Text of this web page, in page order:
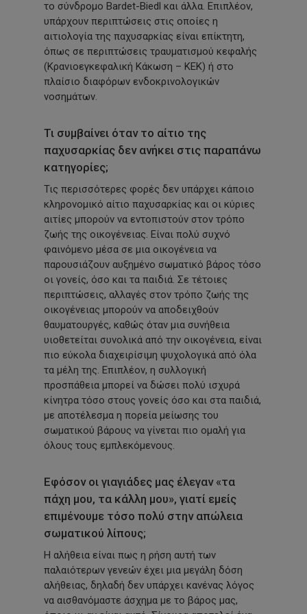
το σύνδρομο Bardet-Biedl και άλλα. Επιπλέον,
υπάρχουν περιπτώσεις στις οποίες η
αιτιολογία της παχυσαρκίας είναι επίκτητη,
όπως σε περιπτώσεις τραυματισμού κεφαλής
(Κρανιοεγκεφαλική Κάκωση – ΚΕΚ) ή στο
πλαίσιο διαφόρων ενδοκρινολογικών
νοσημάτων.
Τι συμβαίνει όταν το αίτιο της
παχυσαρκίας δεν ανήκει στις παραπάνω
κατηγορίες;
Τις περισσότερες φορές δεν υπάρχει κάποιο
κληρονομικό αίτιο παχυσαρκίας και οι κύριες
αιτίες μπορούν να εντοπιστούν στον τρόπο
ζωής της οικογένειας. Είναι πολύ συχνό
φαινόμενο μέσα σε μια οικογένεια να
παρουσιάζουν αυξημένο σωματικό βάρος τόσο
οι γονείς, όσο και τα παιδιά. Σε τέτοιες
περιπτώσεις, αλλαγές στον τρόπο ζωής της
οικογένειας μπορούν να αποδειχθούν
θαυματουργές, καθώς όταν μια συνήθεια
υιοθετείται συνολικά από την οικογένεια, είναι
πιο εύκολα διαχειρίσιμη ψυχολογικά από όλα
τα μέλη της. Επιπλέον, η συλλογική
προσπάθεια μπορεί να δώσει πολύ ισχυρά
κίνητρα τόσο στους γονείς όσο και στα παιδιά,
με αποτέλεσμα η πορεία μείωσης του
σωματικού βάρους να γίνεται πιο ομαλή για
όλους τους εμπλεκόμενους.
Εφόσον οι γιαγιάδες μας έλεγαν «τα
πάχη μου, τα κάλλη μου», γιατί εμείς
επιμένουμε τόσο πολύ στην απώλεια
σωματικού λίπους;
Η αλήθεια είναι πως η ρήση αυτή των
παλαιότερων γενεών έχει μια μεγάλη δόση
αλήθειας, δηλαδή δεν υπάρχει κανένας λόγος
να αισθανόμαστε άσχημα με το βάρος μας,